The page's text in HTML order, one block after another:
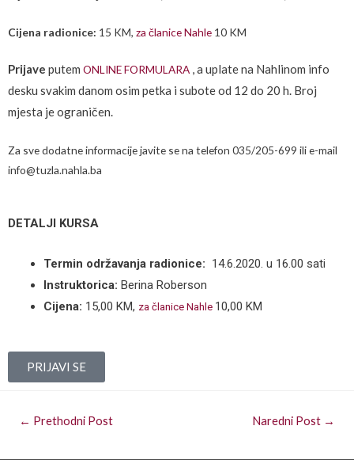
Cijena radionice: 15 KM, za članice Nahle 10 KM
Prijave putem ONLINE FORMULARA , a uplate na Nahlinom info
desku svakim danom osim petka i subote od 12 do 20 h. Broj
mjesta je ograničen.
Za sve dodatne informacije javite se na telefon 035/205-699 ili e-mail
info@tuzla.nahla.ba
DETALJI KURSA
Termin održavanja radionice: 14.6.2020. u 16.00 sati
Instruktorica: Berina Roberson
Cijena: 15,00 KM, za članice Nahle 10,00 KM
PRIJAVI SE
← Prethodni Post Naredni Post →